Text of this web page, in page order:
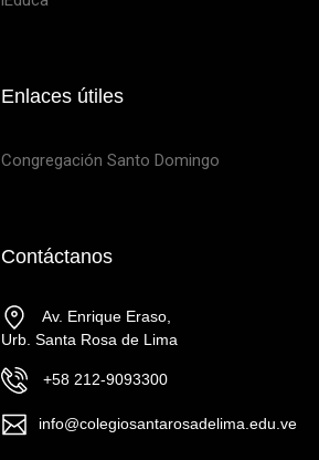
Enlaces útiles
Congregación Santo Domingo
Contáctanos
Av. Enrique Eraso,
Urb. Santa Rosa de Lima
+58 212-9093300
info@colegiosantarosadelima.edu.ve